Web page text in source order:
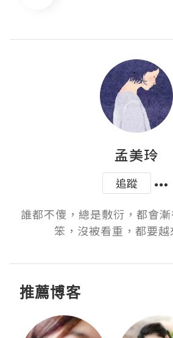
孟美玲
追蹤
誰都不傻，總是敷衍，都會
笨，沒被看重，都要越
推薦博客